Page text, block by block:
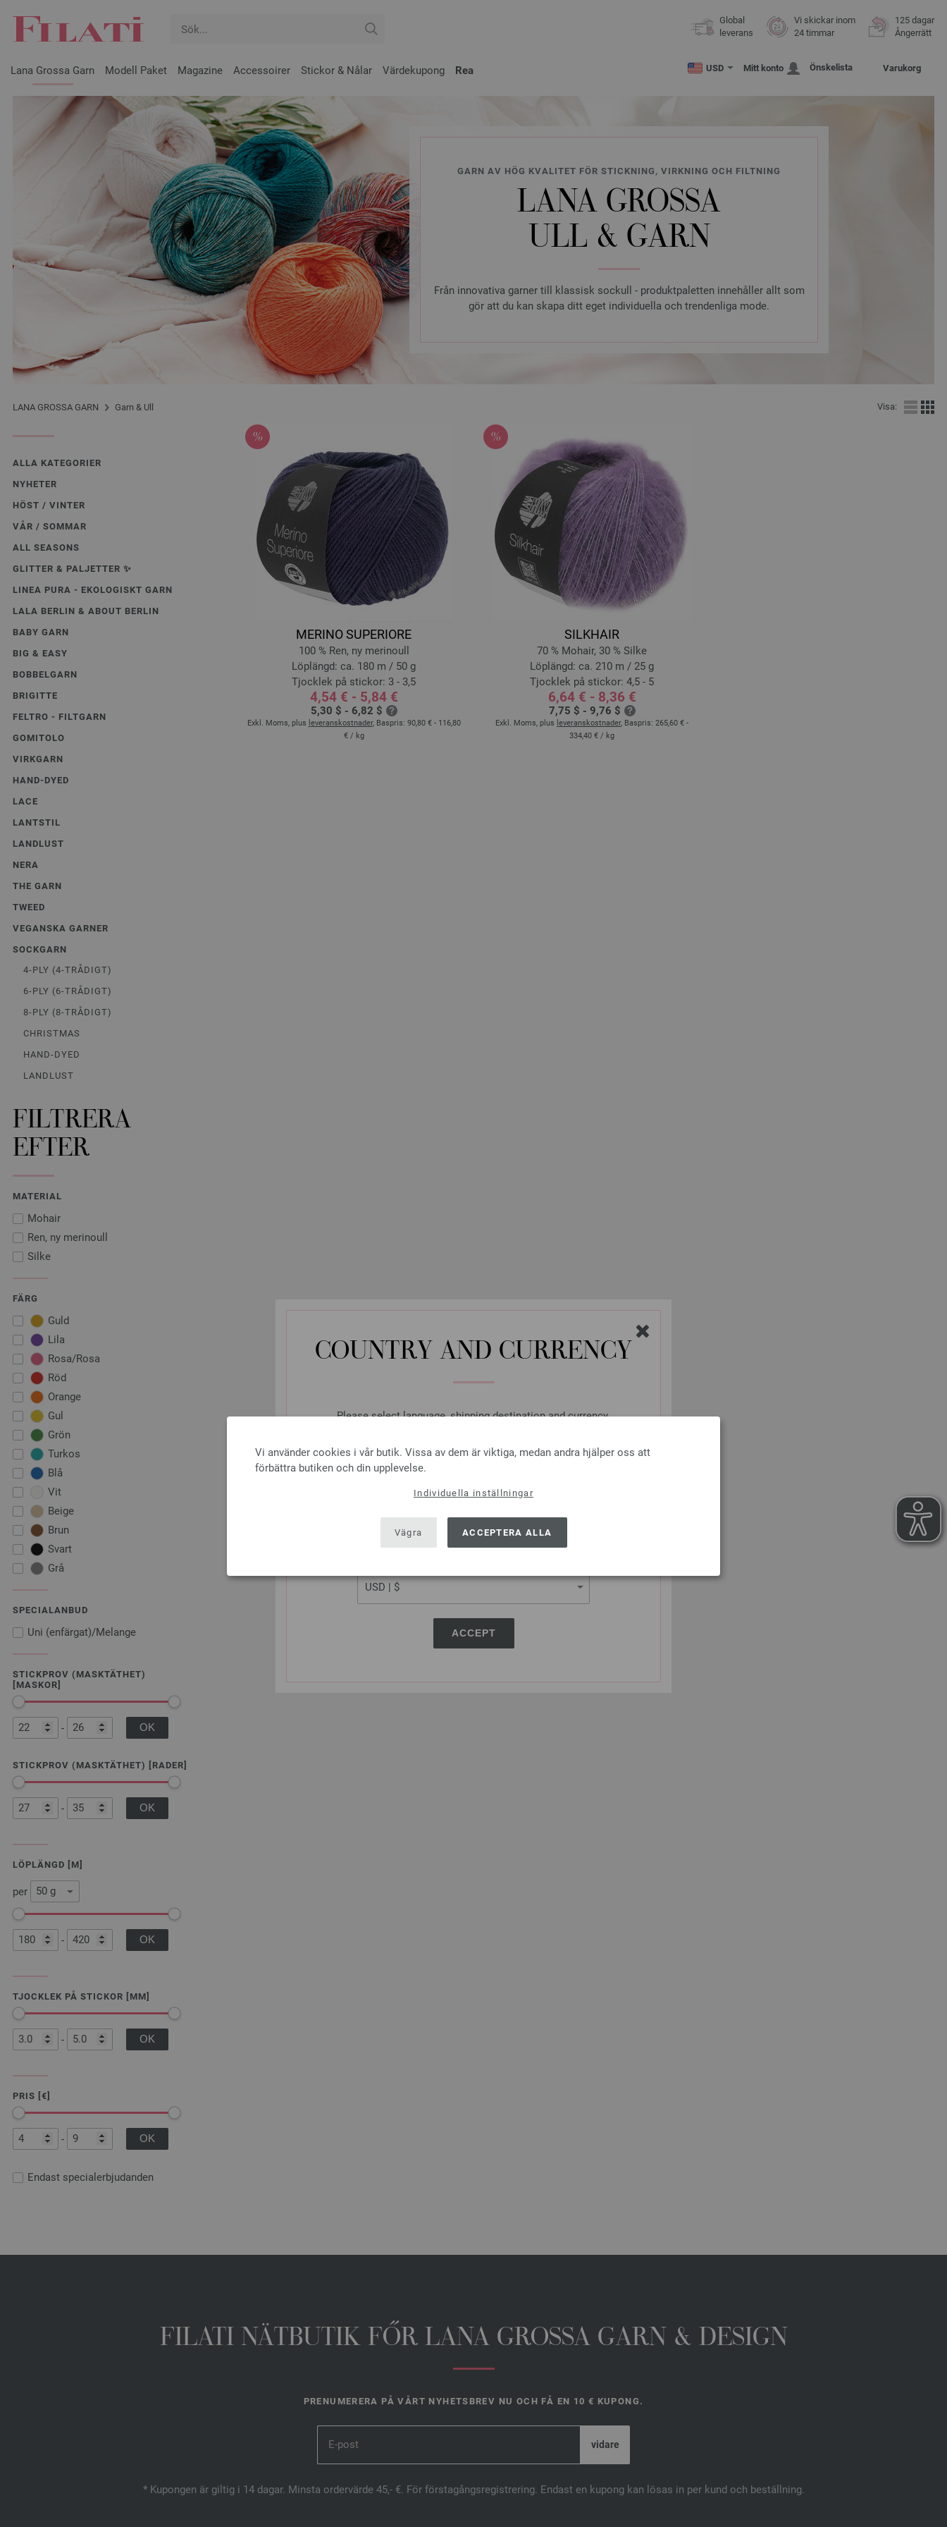
COUNTRY AND CURRENCY
Please select language, shipping destination and currency.
SHIPPING TO
USA - The United States of America
ACCEPT
Vi använder cookies i vår butik. Vissa av dem är viktiga, medan andra hjälper oss att
förbättra butiken och din upplevelse.
Individuella inställningar
Vägra ACCEPTERA ALLA
Global
leverans
Vi skickar inom
24 timmar
125 dagar
Ångerrätt
Lana Grossa Garn Modell Paket Magazine Accessoirer Stickor & Nålar Värdekupong Rea USD Mitt konto Önskelista Varukorg
GARN AV HÖG KVALITET FÖR STICKNING, VIRKNING OCH FILTNING
LANA GROSSA
ULL & GARN
Från innovativa garner till klassisk sockull - produktpaletten innehåller allt som
gör att du kan skapa ditt eget individuella och trendenliga mode.
LANA GROSSA GARN Garn & Ull Visa:
ALLA KATEGORIER
NYHETER
HÖST / VINTER
VÅR / SOMMAR
ALL SEASONS
GLITTER & PALJETTER ✨️
LINEA PURA - EKOLOGISKT GARN
LALA BERLIN & ABOUT BERLIN
BABY GARN
BIG & EASY
BOBBELGARN
BRIGITTE
FELTRO - FILTGARN
GOMITOLO
VIRKGARN
HAND-DYED
LACE
LANTSTIL
LANDLUST
NERA
THE GARN
TWEED
VEGANSKA GARNER
SOCKGARN
4-PLY (4-TRÅDIGT)
6-PLY (6-TRÅDIGT)
8-PLY (8-TRÅDIGT)
CHRISTMAS
HAND-DYED
LANDLUST
FILTRERA
EFTER
MATERIAL
Mohair
Ren, ny merinoull
Silke
FÄRG
Guld
Lila
Rosa/Rosa
Röd
Orange
Gul
Grön
Turkos
Blå
Vit
Beige
Brun
Svart
Grå
SPECIALANBUD
Uni (enfärgat)/Melange
STICKPROV (MASKTÄTHET)
[MASKOR]
-
STICKPROV (MASKTÄTHET) [RADER]
-
LÖPLÄNGD [M]
per
-
TJOCKLEK PÅ STICKOR [MM]
-
PRIS [€]
-
Endast specialerbjudanden
MERINO SUPERIORE
100 % Ren, ny merinoull
Löplängd: ca. 180 m / 50 g
Tjocklek på stickor: 3 - 3,5
4,54 € - 5,84 €
5,30 $ - 6,82 $
Exkl. Moms, plus leveranskostnader, Baspris: 90,80 € - 116,80
€ / kg
SILKHAIR
70 % Mohair, 30 % Silke
Löplängd: ca. 210 m / 25 g
Tjocklek på stickor: 4,5 - 5
6,64 € - 8,36 €
7,75 $ - 9,76 $
Exkl. Moms, plus leveranskostnader, Baspris: 265,60 € -
334,40 € / kg
FILATI NÄTBUTIK FŐR LANA GROSSA GARN & DESIGN
PRENUMERERA PÅ VÅRT NYHETSBREV NU OCH FÅ EN 10 € KUPONG.
* Kupongen är giltig i 14 dagar. Minsta ordervärde 45,- €. För förstagångsregistrering. Endast en kupong kan lösas in per kund och beställning.